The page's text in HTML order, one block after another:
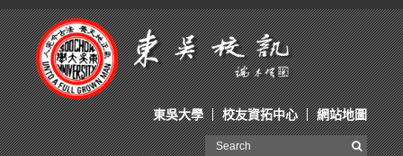
東吳大學 校友資拓中心 網站地圖